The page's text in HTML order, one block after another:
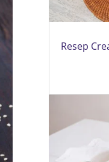
Resep